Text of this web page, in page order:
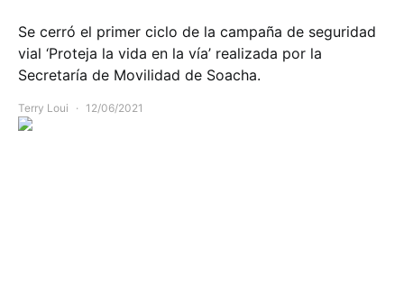
Se cerró el primer ciclo de la campaña de seguridad
vial ‘Proteja la vida en la vía’ realizada por la
Secretaría de Movilidad de Soacha.
Terry Loui 12/06/2021